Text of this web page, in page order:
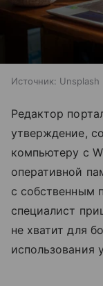
Источник: Unsplash
Редактор
утверждение,
компьютеру с
оперативной
с собственным
специалист
не хватит для
использования